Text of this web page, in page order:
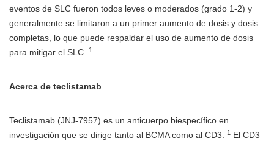
eventos de SLC fueron todos leves o moderados (grado 1-2) y
generalmente se limitaron a un primer aumento de dosis y dosis
completas, lo que puede respaldar el uso de aumento de dosis
para mitigar el SLC.
1
Acerca de teclistamab
Teclistamab (JNJ-7957) es un anticuerpo biespecífico en
investigación que se dirige tanto al BCMA como al CD3.
1 El CD3